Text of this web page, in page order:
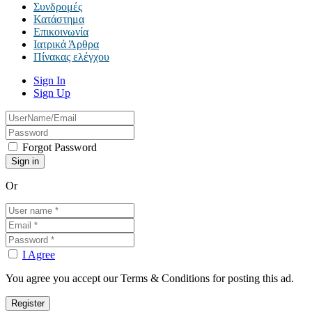
Συνδρομές
Κατάστημα
Επικοινωνία
Ιατρικά Άρθρα
Πίνακας ελέγχου
Sign In
Sign Up
Forgot Password
Or
I Agree
You agree you accept our Terms & Conditions for posting this ad.